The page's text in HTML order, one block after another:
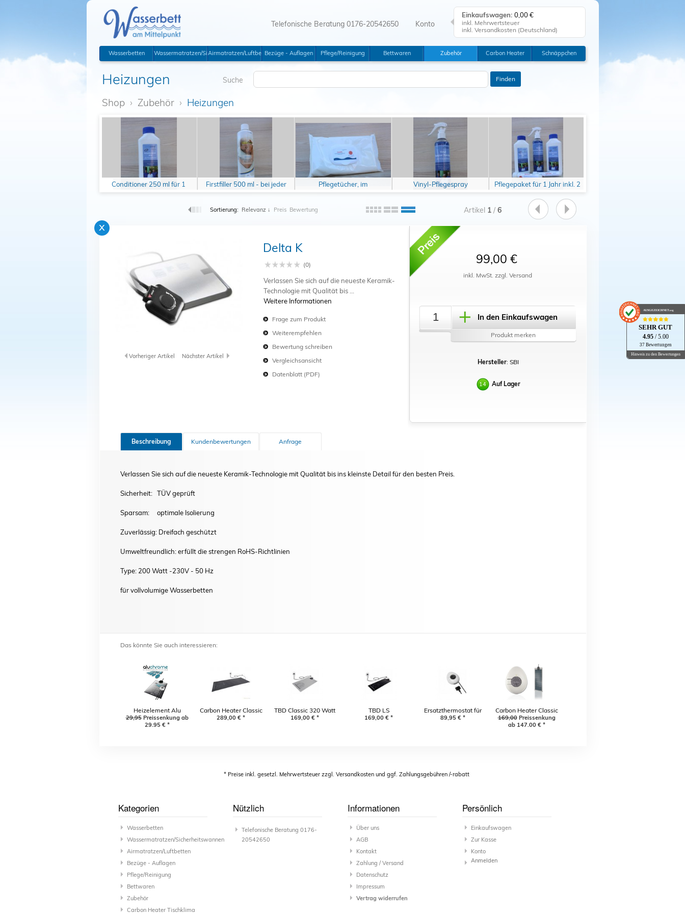
Telefonische Beratung 0176-20542650 Konto
Einkaufswagen: 0,00 €
inkl. Mehrwertsteuer
inkl. Versandkosten (Deutschland)
Einkaufswagen anzeigen
Klicken Sie auf "Kaufen", um Ihre
Bestellung abzuschließen.
Auf Wiedersehen!
0
Wasserbetten Wassermatratzen/Sicherheitswannen
Airmatratzen/LuftbettenBezüge - Auflagen Pflege/Reinigung Bettwaren Zubehör Carbon Heater Schnäppchen
Heizungen Suche Finden
Shop › Zubehör › Heizungen
Conditioner 250 ml für 1
Jahr
Firstfiller 500 ml - bei jeder
Neubefüllung
Pflegetücher, im
Handumdrehen ein
Vinyl-Pflegespray
Pflegepaket für 1 Jahr inkl. 2
x Problemlöser Optiwet
GRATIS
Sortierung: Relevanz ↓ Preis Bewertung Artikel 1/ 6
Vorheriger Artikel Nächster Artikel
Delta K
(0)
Verlassen Sie sich auf die neueste Keramik-
Technologie mit Qualität bis ...
Weitere Informationen
Frage zum Produkt
Weiterempfehlen
Bewertung schreiben
Vergleichsansicht
Datenblatt (PDF)
99,00 €
inkl. MwSt. zzgl. Versand
In den Einkaufswagen
Produkt merken
Hersteller: SBI
14 Auf Lager
Beschreibung Kundenbewertungen Anfrage
Verlassen Sie sich auf die neueste Keramik-Technologie mit Qualität bis ins kleinste Detail für den besten Preis.
Sicherheit: TÜV geprüft
Sparsam: optimale Isolierung
Zuverlässig: Dreifach geschützt
Umweltfreundlich: erfüllt die strengen RoHS-Richtlinien
Type: 200 Watt -230V - 50 Hz
für vollvolumige Wasserbetten
Das könnte Sie auch interessieren:
Heizelement Alu
Chrome
29,95Preissenkung ab
29,95 € *
Carbon Heater Classic
LS 265 W analog
289,00 € *
TBD Classic 320 Watt
169,00 € *
TBD LS
Leichtgewichtheizung
169,00 € *
Ersatzthermostat für
Carbon Heater Classic
89,95 € *
Carbon Heater Classic
240 Watt
169,00Preissenkung
ab 147,00 € *
x
* Preise inkl. gesetzl. Mehrwertsteuer zzgl. Versandkosten und ggf. Zahlungsgebühren /-rabatt
Kategorien
Wasserbetten
Wassermatratzen/Sicherheitswannen
Airmatratzen/Luftbetten
Bezüge - Auflagen
Pflege/Reinigung
Bettwaren
Zubehör
Carbon Heater Tischklima
Nützlich
Telefonische Beratung 0176-
20542650
Informationen
Über uns
AGB
Kontakt
Zahlung / Versand
Datenschutz
Impressum
Vertrag widerrufen
Persönlich
Einkaufswagen
Zur Kasse
Konto
Anmelden
AUSGEZEICHNET.org
SEHR GUT
4.95 / 5.00
37 Bewertungen
Hinweis zu den Bewertungen